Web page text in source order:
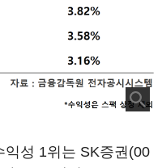
익성 1위는 SK증권(00